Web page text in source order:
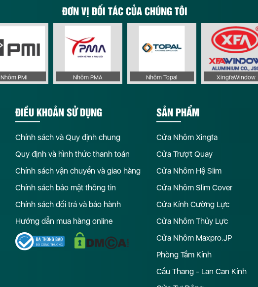
ĐƠN VỊ ĐỐI TÁC CỦA CHÚNG TÔI
Nhôm PMI Nhôm PMA Nhôm Topal XingfaWindow
ĐIỀU KHOẢN SỬ DỤNG
Chính sách và Quy định chung
Quy định và hình thức thanh toán
Chính sách vận chuyển và giao hàng
Chính sách bảo mật thông tin
Chính sách đổi trả và bảo hành
Hướng dẫn mua hàng online
SẢN PHẨM
Cửa Nhôm Xingfa
Cửa Trượt Quay
Cửa Nhôm Hệ Slim
Cửa Nhôm Slim Cover
Cửa Kính Cường Lực
Cửa Nhôm Thủy Lực
Cửa Nhôm Maxpro.JP
Phòng Tắm Kính
Cầu Thang - Lan Can Kính